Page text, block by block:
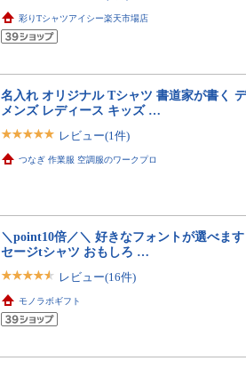
彩りTシャツアイシー楽天市場店
名入れ オリジナル Tシャツ 書道家が書く
メンズ レディース キッズ …
レビュー(1件)
つなぎ 作業服 空調服のワークプロ
＼point10倍／＼ 好きなフォントが選べま
セージtシャツ おもしろ …
レビュー(16件)
モノラボギフト